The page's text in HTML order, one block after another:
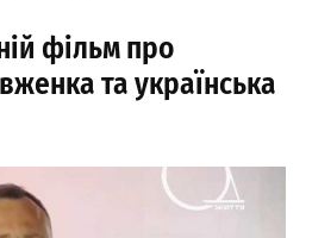
фільм про
та українська